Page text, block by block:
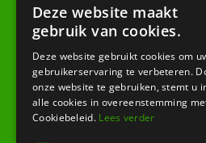
020 521 6699 |
KvK: 34342484 | BTW
Juridische
Deze website maakt
gebruik van cookies.
Deze website gebruikt cookies om
gebruikerservaring te verbeteren.
onze website te gebruiken, stemt u
alle cookies in overeenstemming
Cookiebeleid. Lees verder